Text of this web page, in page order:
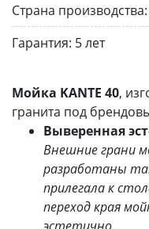
Страна производства:
Гарантия: 5 лет
Мойка KANTE 40,
гранита под
Выверенная
Внешние грани
разработаны
прилегала к
переход края